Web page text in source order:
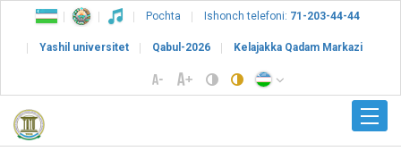
Pochta Ishonch telefoni: 71-203-44-44
Yashil universitet Qabul-2026 Kelajakka Qadam Markazi